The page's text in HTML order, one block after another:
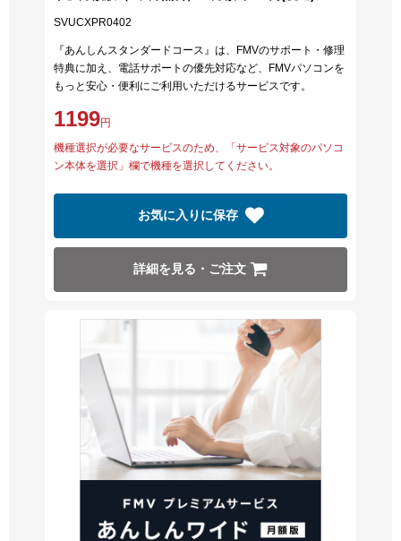
SVUCXPR0402
『あんしんスタンダードコース』は、FMVのサポート・修理
特典に加え、電話サポートの優先対応など、FMVパソコンを
もっと安心・便利にご利用いただけるサービスです。
1199円
機種選択が必要なサービスのため、「サービス対象のパソコ
ン本体を選択」欄で機種を選択してください。
お気に入りに保存
詳細を見る・ご注文